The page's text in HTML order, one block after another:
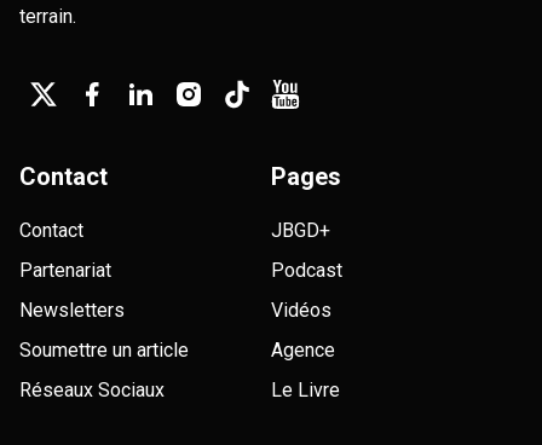
terrain.
Contact
Contact
Partenariat
Newsletters
Soumettre un article
Réseaux Sociaux
Pages
JBGD+
Podcast
Vidéos
Agence
Le Livre